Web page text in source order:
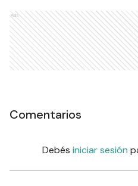
Ads
Comentarios
Debés iniciar sesión